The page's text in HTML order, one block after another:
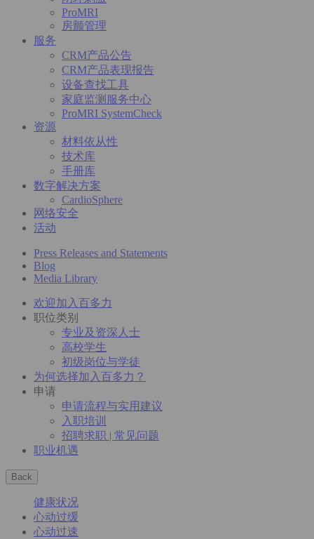
ProMRI
房颤管理
服务
CRM产品公告
CRM产品表现报告
设备查找工具
家庭监测服务中心
ProMRI SystemCheck
资源
材料依从性
技术库
手册库
数字解决方案
CardioSphere
网络安全
活动
Press Releases and Statements
Blog
Media Library
欢迎加入百多力
职位类别
专业及资深人士
高校学生
初级岗位与学徒
为何选择加入百多力？
申请
申请流程与实用建议
入职培训
招聘求职 | 常见问题
职业机遇
Back
健康状况
心动过缓
心动过速